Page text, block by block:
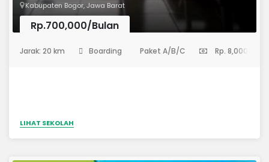
Kabupaten Bogor, Jawa Barat
Rp.700,000/Bulan
Jarak: 20 km Boarding Paket A/B/C Rp. 8,000,000
LIHAT SEKOLAH